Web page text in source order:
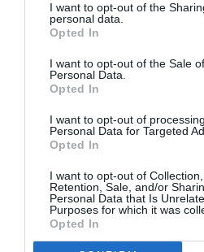
I want to opt-out of the
personal data.
Opted In
I want to opt-out of the Sale
Personal Data.
Opted In
I want to opt-out of
Personal Data for Targeted
Opted In
I want to opt-out of Collection,
Retention, Sale, and/or
Personal Data that Is
Purposes for which it was
Opted In